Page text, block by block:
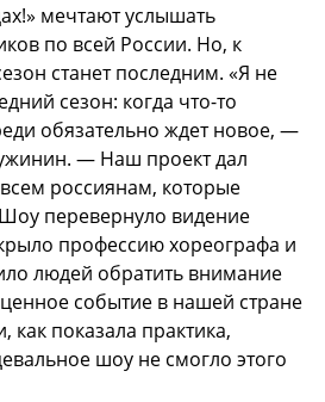
мечтают услышать
по всей России. Но, к
станет последним. «Я не
сезон: когда что-то
обязательно ждет новое, —
— Наш проект дал
россиянам, которые
перевернуло видение
профессию хореографа и
людей обратить внимание
событие в нашей стране
как показала практика,
шоу не смогло этого